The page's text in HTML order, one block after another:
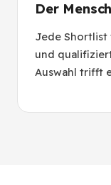
Der
Jede Shortlist
und
Auswahl trifft